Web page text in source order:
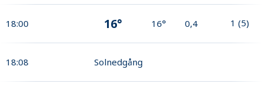
18:00 16° 16° 0,4 1 (5)
18:08 Solnedgång